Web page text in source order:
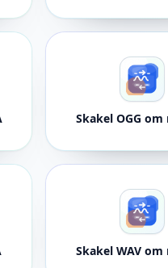
Skakel OGG om
Skakel WAV om